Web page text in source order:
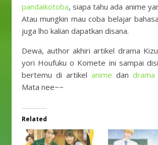
pandaikotoba, siapa tahu ada anime
Atau mungkin mau coba belajar
juga lho kalian dapatkan disana.
Dewa, author akhiri artikel drama
yori Houfuku o Komete ini sampai
bertemu di artikel anime dan drama
Mata nee~~
Related